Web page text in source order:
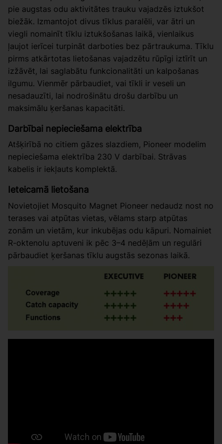
pie augstas odu aktivitātes trauku vajadzēs iztukšot
biežāk. Izmantojot divus tīklus paralēli, var ātri un
viegli nomainīt tīklu iztukšošanas laikā, vienlaikus
ļaujot ierīcei turpināt darboties bez pārtraukuma. Tīklu
pirms atkārtotas lietošanas vajadzētu rūpīgi iztīrīt un
izžāvēt, lai saglabātu funkcionalitāti un kalpošanas
ilgumu. Vienmēr pārbaudiet, vai tīkli ir veseli un
nesadauzīti, lai nodrošinātu drošu darbību un
maksimālu ķeršanas kapacitāti.
Darbībai nepieciešama elektrība
Atšķirībā no citiem gāzes slazdiem, Pioneer modelim
nepieciešama elektrība 230 V darbībai. Strāvas
kabelis ir iekļauts komplektā.
Ieteicamā lietošana
Novietojiet Mosquito Magnet Pioneer nedaudz nost no
terases vai atpūtas vietas, vēlams starp atpūtas
zonām un vietām, kur inkubējas odu kāpuri. Nomainiet
R-oktenolu aptuveni ik pēc 3–4 nedēļām un regulāri
pārbaudiet ķeršanas tīklu augstās sezonas laikā.